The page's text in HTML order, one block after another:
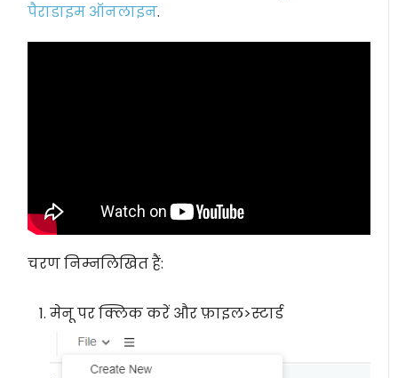
पैराडाइम ऑनलाइन.
चरण निम्नलिखित हैं:
मेनू पर क्लिक करें और फ़ाइल>स्टार्ड